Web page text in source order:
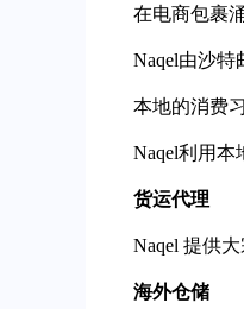
在电商包裹
Naqel由沙
本地的消费
Naqel利用
货运代理
Naqel 提供
海外仓储